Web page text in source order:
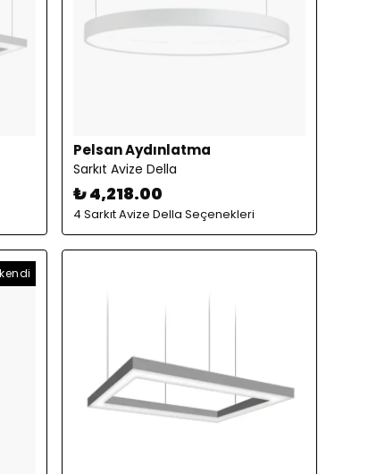
Pelsan Aydınlatma
Sarkıt Avize Della
₺ 4,218.00
4 Sarkıt Avize Della Seçenekleri